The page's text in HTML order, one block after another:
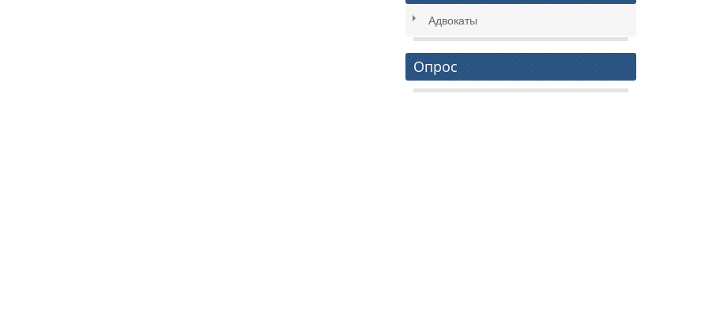
Адвокаты
Опрос